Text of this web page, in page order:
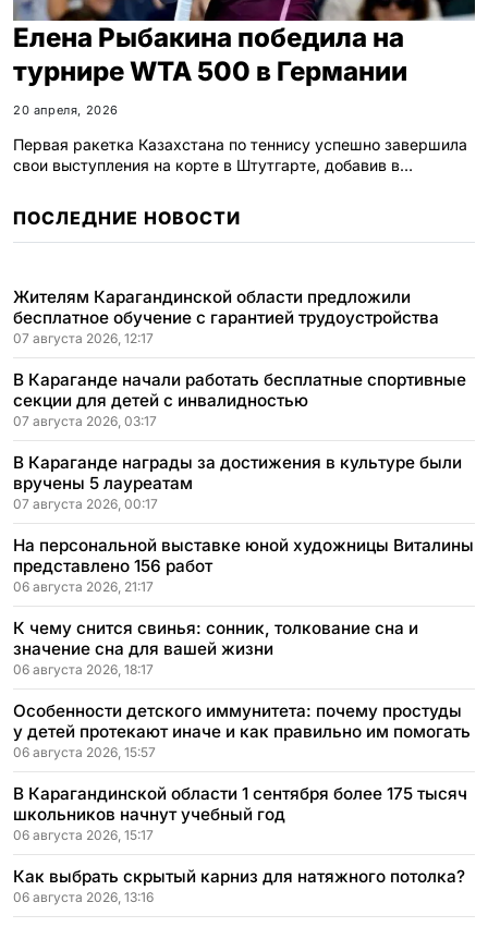
Елена Рыбакина победила на
турнире WTA 500 в Германии
20 апреля, 2026
Первая ракетка Казахстана по теннису успешно завершила
свои выступления на корте в Штутгарте, добавив в…
ПОСЛЕДНИЕ НОВОСТИ
Жителям Карагандинской области предложили
бесплатное обучение с гарантией трудоустройства
07 августа 2026, 12:17
В Караганде начали работать бесплатные спортивные
секции для детей с инвалидностью
07 августа 2026, 03:17
В Караганде награды за достижения в культуре были
вручены 5 лауреатам
07 августа 2026, 00:17
На персональной выставке юной художницы Виталины
представлено 156 работ
06 августа 2026, 21:17
К чему снится свинья: сонник, толкование сна и
значение сна для вашей жизни
06 августа 2026, 18:17
Особенности детского иммунитета: почему простуды
у детей протекают иначе и как правильно им помогать
06 августа 2026, 15:57
В Карагандинской области 1 сентября более 175 тысяч
школьников начнут учебный год
06 августа 2026, 15:17
Как выбрать скрытый карниз для натяжного потолка?
06 августа 2026, 13:16